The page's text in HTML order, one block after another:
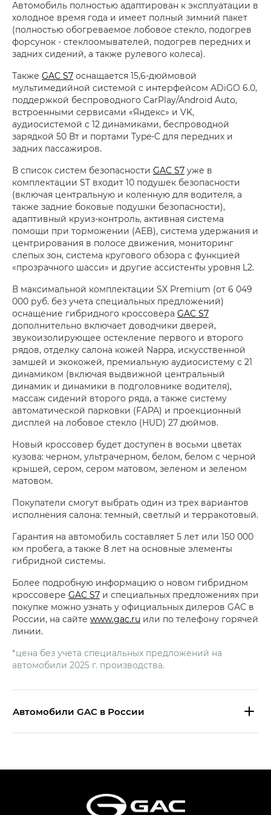
Автомобиль полностью адаптирован к эксплуатации в
холодное время года и имеет полный зимний пакет
(полностью обогреваемое лобовое стекло, подогрев
форсунок - стеклоомывателей, подогрев передних и
задних сидений, а также рулевого колеса).
Также GAC S7 оснащается 15,6-дюймовой
мультимедийной системой с интерфейсом ADiGO 6.0,
поддержкой беспроводного CarPlay/Android Auto,
встроенными сервисами «Яндекс» и VK,
аудиосистемой с 12 динамиками, беспроводной
зарядкой 50 Вт и портами Type-C для передних и
задних пассажиров.
В список систем безопасности GAC S7 уже в
комплектации ST входит 10 подушек безопасности
(включая центральную и коленную для водителя, а
также задние боковые подушки безопасности),
адаптивный круиз-контроль, активная система
помощи при торможении (AEB), система удержания и
центрирования в полосе движения, мониторинг
слепых зон, система кругового обзора с функцией
«прозрачного шасси» и другие ассистенты уровня L2.
В максимальной комплектации SX Premium (от 6 049
000 руб. без учета специальных предложений)
оснащение гибридного кроссовера GAC S7
дополнительно включает доводчики дверей,
звукоизолирующее остекление первого и второго
рядов, отделку салона кожей Nappa, искусственной
замшей и экокожей, премиальную аудиосистему с 21
динамиком (включая выдвижной центральный
динамик и динамики в подголовнике водителя),
массаж сидений второго ряда, а также систему
автоматической парковки (FAPA) и проекционный
дисплей на лобовое стекло (HUD) 27 дюймов.
Новый кроссовер будет доступен в восьми цветах
кузова: черном, ультрачерном, белом, белом с черной
крышей, сером, сером матовом, зеленом и зеленом
матовом.
Покупатели смогут выбрать один из трех вариантов
исполнения салона: темный, светлый и терракотовый.
Гарантия на автомобиль составляет 5 лет или 150 000
км пробега, а также 8 лет на основные элементы
гибридной системы.
Более подробную информацию о новом гибридном
кроссовере GAC S7 и специальных предложениях при
покупке можно узнать у официальных дилеров GAC в
России, на сайте www.gac.ru или по телефону горячей
линии.
*цена без учета специальных предложений на
автомобили 2025 г. производства.
Aвтомобили GAC в России
Эс Икс ПРЕМИУМ — SX PREMIUM
S7 — Эс 7 (S7) в комплектациях
Эс Икс ПРЕМИУМ — SX PREMIUM, Эс Тэ — ST